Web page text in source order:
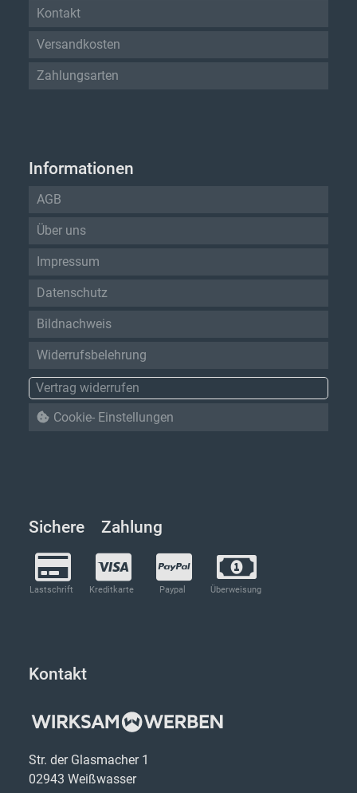
Sichere Zahlung
Lastschrift Kreditkarte Paypal Überweisung
Kontakt
Versandkosten
Zahlungsarten
Informationen
AGB
Über uns
Impressum
Datenschutz
Bildnachweis
Widerrufsbelehrung
Vertrag widerrufen
Cookie- Einstellungen
Kontakt
Str. der Glasmacher 1
02943 Weißwasser